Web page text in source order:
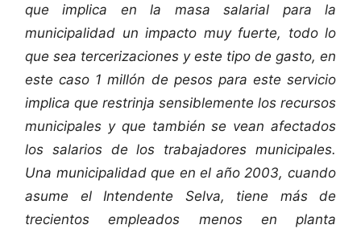
que implica en la masa salarial para la
municipalidad un impacto muy fuerte, todo lo
que sea tercerizaciones y este tipo de gasto, en
este caso 1 millón de pesos para este servicio
implica que restrinja sensiblemente los recursos
municipales y que también se vean afectados
los salarios de los trabajadores municipales.
Una municipalidad que en el año 2003, cuando
asume el Intendente Selva, tiene más de
trecientos empleados menos en planta